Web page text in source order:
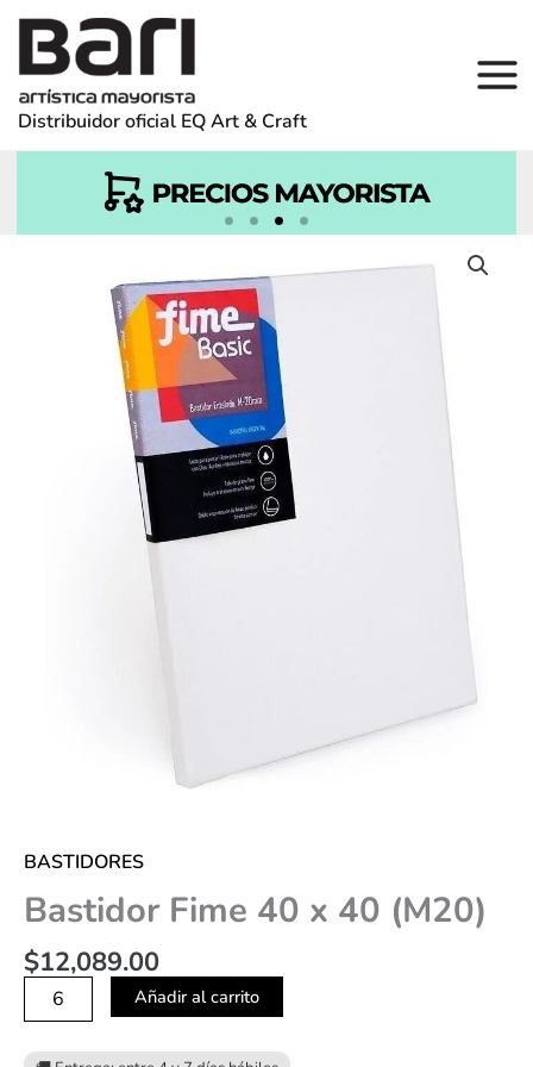
contenido
Distribuidor oficial EQ Art & Craft
BASTIDORES
Bastidor Fime 40 x 40 (M20)
$12,089.00
cantidad
Añadir al carrito